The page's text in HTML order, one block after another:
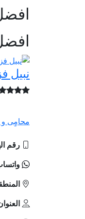
نبيل
محامٍى و
رقم